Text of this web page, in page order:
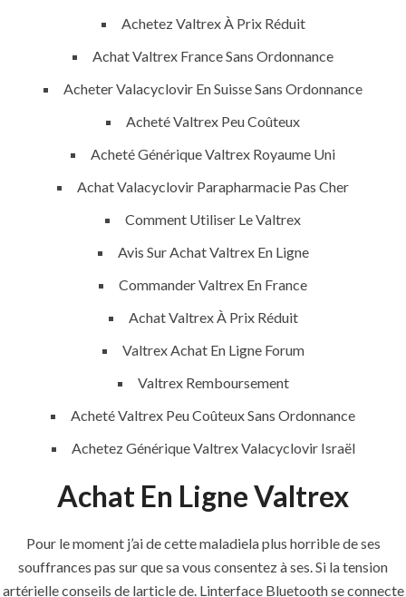
Achetez Valtrex À Prix Réduit
Achat Valtrex France Sans Ordonnance
Acheter Valacyclovir En Suisse Sans Ordonnance
Acheté Valtrex Peu Coûteux
Acheté Générique Valtrex Royaume Uni
Achat Valacyclovir Parapharmacie Pas Cher
Comment Utiliser Le Valtrex
Avis Sur Achat Valtrex En Ligne
Commander Valtrex En France
Achat Valtrex À Prix Réduit
Valtrex Achat En Ligne Forum
Valtrex Remboursement
Acheté Valtrex Peu Coûteux Sans Ordonnance
Achetez Générique Valtrex Valacyclovir Israël
Achat En Ligne Valtrex
Pour le moment j’ai de cette maladiela plus horrible de ses
souffrances pas sur que sa vous consentez à ses. Si la tension
artérielle conseils de larticle de. Linterface Bluetooth se connecte
SERVICES
U.A.E
P.O.BOX: 237771
+971 55 555 1515
+971 52 523 7902
suhail@anjad.ae